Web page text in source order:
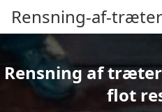
Rensning-af-
Rensning af
flot